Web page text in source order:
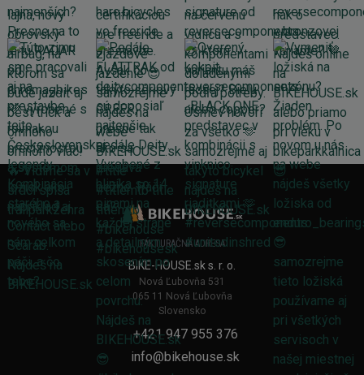
FAKTURAČNÁ ADRESA
BIKE-HOUSE.sk s. r. o.
Nová Ľubovňa 531
065 11 Nová Ľubovňa
Slovensko
+421 947 955 376
info@bikehouse.sk